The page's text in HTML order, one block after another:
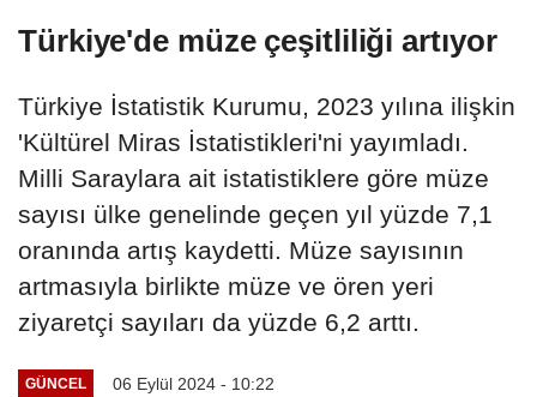
Türkiye'de müze çeşitliliği artıyor
Türkiye İstatistik Kurumu, 2023 yılına ilişkin
'Kültürel Miras İstatistikleri'ni yayımladı.
Milli Saraylara ait istatistiklere göre müze
sayısı ülke genelinde geçen yıl yüzde 7,1
oranında artış kaydetti. Müze sayısının
artmasıyla birlikte müze ve ören yeri
ziyaretçi sayıları da yüzde 6,2 arttı.
GÜNCEL 06 Eylül 2024 - 10:22